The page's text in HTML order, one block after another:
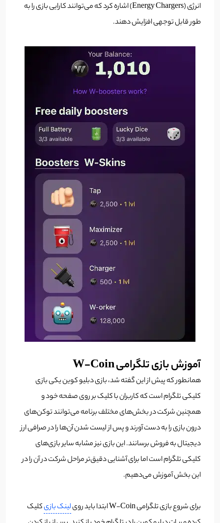
انرژی (Energy Chargers) اشاره کرد که می‌توانند کارایی بازی را به
طور قابل توجهی افزایش دهند.
آموزش بازی تلگرامی W-Coin
همانطور که پیش از این گفته شد، بازی دبلیو کوین یکی بازی
کلیکی تلگرام است که کاربران با کلیک بر روی صفحه خود و
همچنین شرکت در بخش‌های مختلف برنامه می‌توانند توکن‌های
درون بازی را به دست آورند و پس از لیست شدن آن‌ها را در صرافی ارز
دیجیتال به فروش برسانند. این بازی نیز مشابه سایر بازی‌های
کلیکی تلگرام است اما برای آشنایی دقیق‌تر مراحل شرکت در آن را در
این بخش آموزش می‌دهیم.
برای شروع بازی تلگرامی W-Coin ابتدا باید روی لینک بازیکلیک